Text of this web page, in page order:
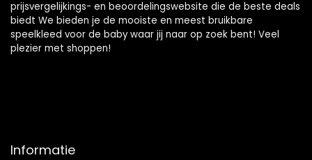
prijsvergelijkings- en beoordelingswebsite die de beste deals
biedt We bieden je de mooiste en meest bruikbare
speelkleed voor de baby waar jij naar op zoek bent! Veel
plezier met shoppen!
Informatie